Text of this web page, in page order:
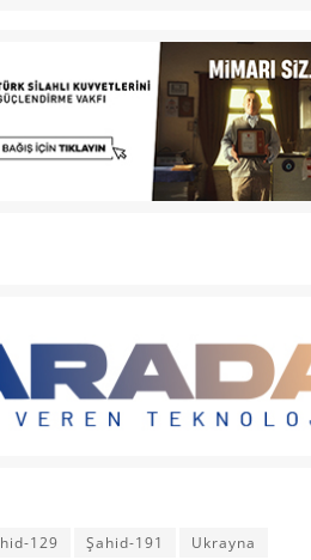
129 Şahid-191 Ukrayna